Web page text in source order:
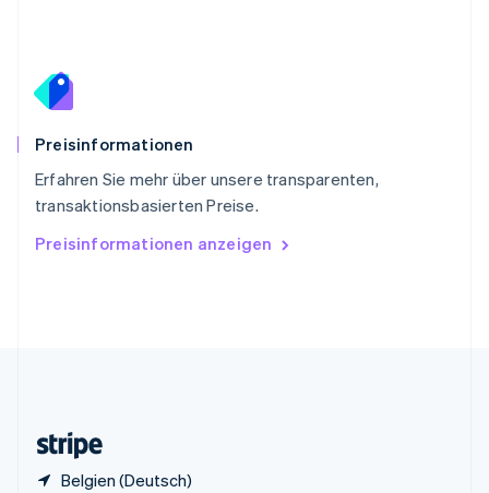
Preisinformationen
Erfahren Sie mehr über unsere transparenten,
transaktionsbasierten Preise.
Preisinformationen anzeigen
Belgien (Deutsch)
English
Spanien
Thailand
Tschechische Republik
English
English